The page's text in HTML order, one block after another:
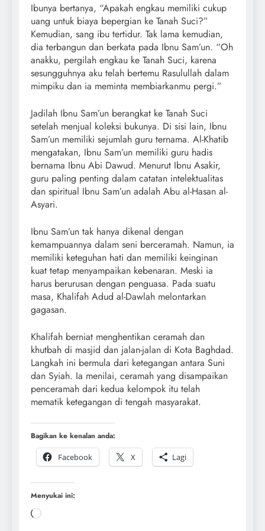
Ibunya bertanya, “Apakah engkau memiliki cukup
uang untuk biaya bepergian ke Tanah Suci?”
Kemudian, sang ibu tertidur. Tak lama kemudian,
dia terbangun dan berkata pada Ibnu Sam’un. “Oh
anakku, pergilah engkau ke Tanah Suci, karena
sesungguhnya aku telah bertemu Rasulullah dalam
mimpiku dan ia meminta membiarkanmu pergi.”
Jadilah Ibnu Sam’un berangkat ke Tanah Suci
setelah menjual koleksi bukunya. Di sisi lain, Ibnu
Sam’un memiliki sejumlah guru ternama. Al-Khatib
mengatakan, Ibnu Sam’un memiliki guru hadis
bernama Ibnu Abi Dawud. Menurut Ibnu Asakir,
guru paling penting dalam catatan intelektualitas
dan spiritual Ibnu Sam’un adalah Abu al-Hasan al-
Asyari.
Ibnu Sam’un tak hanya dikenal dengan
kemampuannya dalam seni berceramah. Namun, ia
memiliki keteguhan hati dan memiliki keinginan
kuat tetap menyampaikan kebenaran. Meski ia
harus berurusan dengan penguasa. Pada suatu
masa, Khalifah Adud al-Dawlah melontarkan
gagasan.
Khalifah berniat menghentikan ceramah dan
khutbah di masjid dan jalan-jalan di Kota Baghdad.
Langkah ini bermula dari ketegangan antara Suni
dan Syiah. Ia menilai, ceramah yang disampaikan
penceramah dari kedua kelompok itu telah
mematik ketegangan di tengah masyarakat.
Bagikan ke kenalan anda:
Facebook
X Lagi
Menyukai ini: